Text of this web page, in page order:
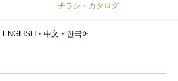
チラシ・カタログ
ENGLISH・中文・한국어